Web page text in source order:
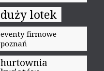
duży lotek
eventy firmowe
poznań
hurtownia